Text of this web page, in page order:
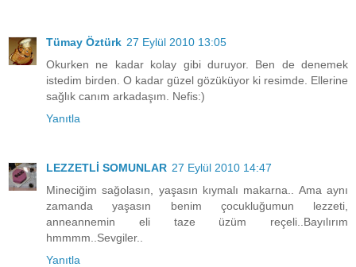
Tümay Öztürk 27 Eylül 2010 13:05
Okurken ne kadar kolay gibi duruyor. Ben de denemek
istedim birden. O kadar güzel gözüküyor ki resimde. Ellerine
sağlık canım arkadaşım. Nefis:)
Yanıtla
LEZZETLİ SOMUNLAR 27 Eylül 2010 14:47
Mineciğim sağolasın, yaşasın kıymalı makarna.. Ama aynı
zamanda yaşasın benim çocukluğumun lezzeti,
anneannemin eli taze üzüm reçeli..Bayılırım
hmmmm..Sevgiler..
Yanıtla